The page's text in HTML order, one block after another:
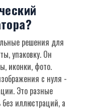
решения для
упаковку. Он
иконки, фото.
с нуля -
Это разные
иллюстраций, а